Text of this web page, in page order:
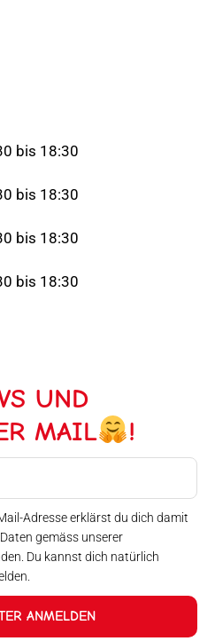
bis 18:30
bis 18:30
bis 18:30
bis 18:30
UND
MAIL
!
Adresse erklärst du dich damit
gemäss unserer
Du kannst dich natürlich
ANMELDEN